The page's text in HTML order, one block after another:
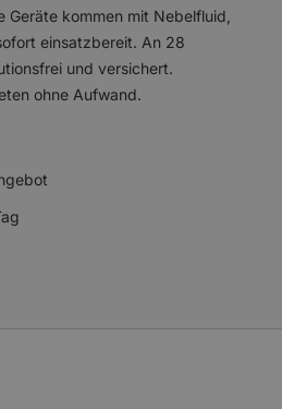
Geräte kommen mit Nebelfluid,
einsatzbereit. An 28
und versichert.
ohne Aufwand.